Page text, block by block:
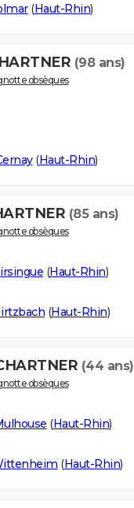
(Haut-Rhin)
(98 ans)
obsèques
(Haut-Rhin)
(85 ans)
obsèques
(Haut-Rhin)
(Haut-Rhin)
(44 ans)
obsèques
(Haut-Rhin)
(Haut-Rhin)